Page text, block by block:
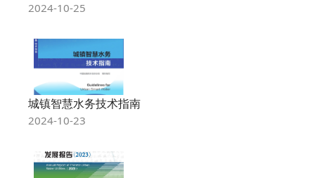
2024-10-25
城镇智慧水务技术指南
2024-10-23